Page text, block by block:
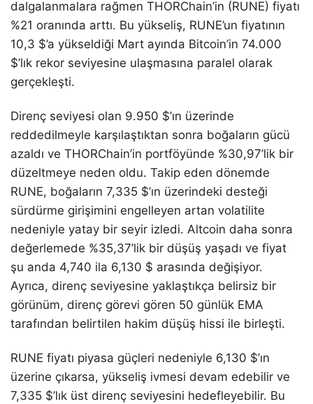
dalgalanmalara rağmen THORChain’in (RUNE) fiyatı
%21 oranında arttı. Bu yükseliş, RUNE’un fiyatının
10,3 $’a yükseldiği Mart ayında Bitcoin’in 74.000
$’lık rekor seviyesine ulaşmasına paralel olarak
gerçekleşti.
Direnç seviyesi olan 9.950 $’ın üzerinde
reddedilmeyle karşılaştıktan sonra boğaların gücü
azaldı ve THORChain’in portföyünde %30,97’lik bir
düzeltmeye neden oldu. Takip eden dönemde
RUNE, boğaların 7,335 $’ın üzerindeki desteği
sürdürme girişimini engelleyen artan volatilite
nedeniyle yatay bir seyir izledi. Altcoin daha sonra
değerlemede %35,37’lik bir düşüş yaşadı ve fiyat
şu anda 4,740 ila 6,130 $ arasında değişiyor.
Ayrıca, direnç seviyesine yaklaştıkça belirsiz bir
görünüm, direnç görevi gören 50 günlük EMA
tarafından belirtilen hakim düşüş hissi ile birleşti.
RUNE fiyatı piyasa güçleri nedeniyle 6,130 $’ın
üzerine çıkarsa, yükseliş ivmesi devam edebilir ve
7,335 $’lık üst direnç seviyesini hedefleyebilir. Bu